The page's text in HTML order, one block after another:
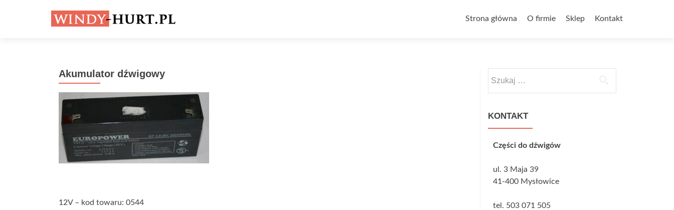
Strona główna
O firmie Sklep Kontakt
Akumulator dźwigowy
12V – kod towaru: 0544
KONTAKT
Części do dźwigów
ul. 3 Maja 39
41-400 Mysłowice
tel. 503 071 505